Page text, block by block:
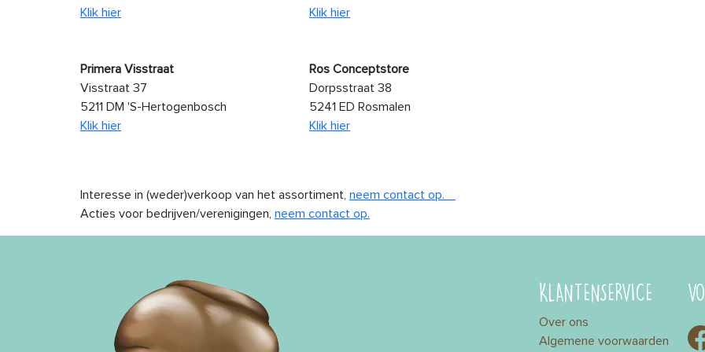
Klik hier
Klik hier
Primera Visstraat
Visstraat 37
5211 DM 'S-Hertogenbosch
Klik hier
Ros Conceptstore
Dorpsstraat 38
5241 ED Rosmalen
Klik hier
Interesse in (weder)verkoop van het assortiment, neem contact op.
Acties voor bedrijven/verenigingen, neem contact op.
KLANTENSERVICE
Over ons
Algemene voorwaarden